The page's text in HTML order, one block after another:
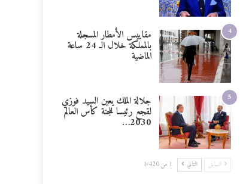
4 مقاييس الأمطار المسجلة
بالمملكة خلال الـ 24 ساعة
الماضية
5 جلالة الملك يعين السيد فوزي
لقجع رئيسا للجنة كأس العالم
2030…
السابق التالي 1 من 1٬420